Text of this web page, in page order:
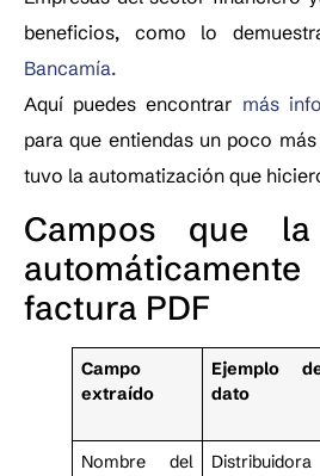
beneficios, como lo
Bancamía.
Aquí puedes encontrar más
para que entiendas un poco
tuvo la automatización que
Campos que
factura PDF
Campo
extraído
Ejemplo
dato
Nombre del
Distribuidora